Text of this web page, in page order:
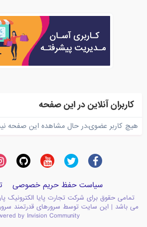
کاربران آنلاین در این صفحه
هیچ کاربر عضوی،در حال مشاهده این صفحه
سیاست حفظ حریم خصوصی
تمامی حقوق برای شرکت تجارت پایا الکترونیک
می باشد | این سایت توسط سرورهای قدرتمند
by Invision Community